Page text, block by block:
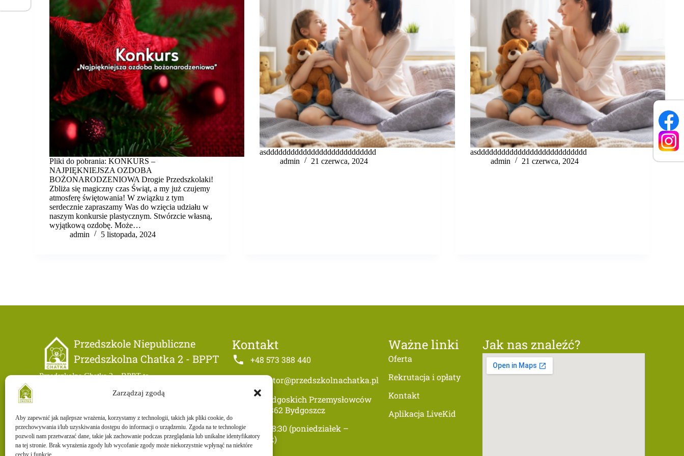
Zarządzaj zgodą
Aby zapewnić jak najlepsze wrażenia, korzystamy z technologii, takich jak pliki cookie, do
przechowywania i/lub uzyskiwania dostępu do informacji o urządzeniu. Zgoda na te technologie
pozwoli nam przetwarzać dane, takie jak zachowanie podczas przeglądania lub unikalne identyfikatory
na tej stronie. Brak wyrażenia zgody lub wycofanie zgody może niekorzystnie wpłynąć na niektóre
cechy i funkcje.
Pliki do pobrania: KONKURS –
NAJPIĘKNIEJSZA OZDOBA
BOŻONARODZENIOWA Drogie Przedszkolaki!
Zbliża się magiczny czas Świąt, a my już czujemy
atmosferę świętowania! W związku z tym
serdecznie zapraszamy Was do wzięcia udziału w
naszym konkursie plastycznym. Stwórzcie własną,
wyjątkową ozdobę. Może…
admin
5 listopada, 2024
asddddddddddddddddddddddddddd
admin
21 czerwca, 2024
asddddddddddddddddddddddddddd
admin
21 czerwca, 2024
Przedszkole Niepubliczne
Przedszkolna Chatka 2 - BPPT
Przedszkolna Chatka 2 – BPPT to
niepubliczne przedszkole na terenie Bydgoskiego Parku
Kontakt
+48 573 388 440
dyrektor@przedszkolnachatka.pl
ul. Bydgoskich Przemysłowców
1, 85-862 Bydgoszcz
5:30-18:30 (poniedziałek –
piątek)
Ważne linki
Oferta
Rekrutacja i opłaty
Kontakt
Aplikacja LiveKid
Jak nas znaleźć?